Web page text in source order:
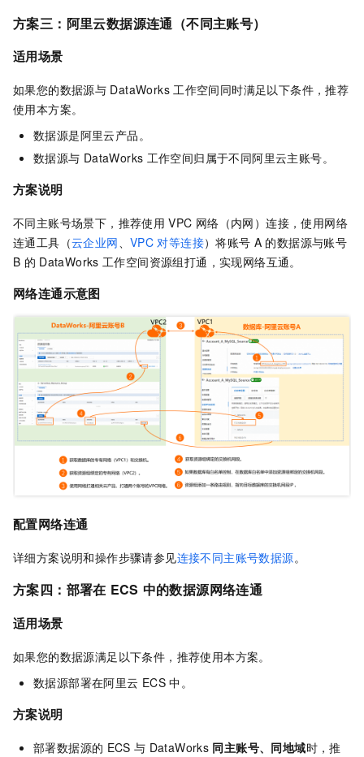
方案三：阿里云数据源连通（不同主账号）
适用场景
如果您的数据源与 DataWorks 工作空间同时满足以下条件，推荐
使用本方案。
数据源是阿里云产品。
数据源与 DataWorks 工作空间归属于不同阿里云主账号。
方案说明
不同主账号场景下，推荐使用 VPC 网络（内网）连接，使用网络
连通工具（云企业网、VPC 对等连接）将账号 A 的数据源与账号
B 的 DataWorks 工作空间资源组打通，实现网络互通。
网络连通示意图
配置网络连通
详细方案说明和操作步骤请参见连接不同主账号数据源。
方案四：部署在 ECS 中的数据源网络连通
适用场景
如果您的数据源满足以下条件，推荐使用本方案。
数据源部署在阿里云 ECS 中。
方案说明
部署数据源的 ECS 与 DataWorks 同主账号、同地域时，推